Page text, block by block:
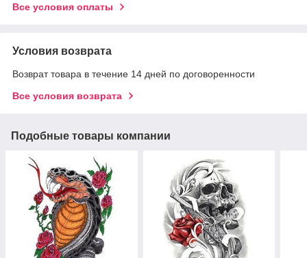
Все условия оплаты
Условия возврата
Возврат товара в течение 14 дней по договоренности
Все условия возврата
Подобные товары компании